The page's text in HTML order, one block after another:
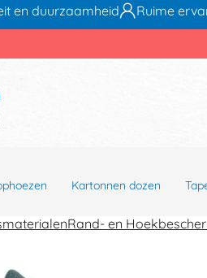
en duurzaamheid Ruime
Kartonnen dozen
Rand- en